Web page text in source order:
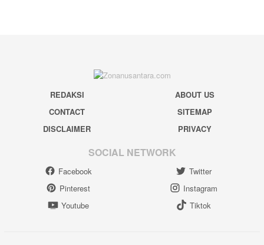
REDAKSI
ABOUT US
CONTACT
SITEMAP
DISCLAIMER
PRIVACY
SOCIAL NETWORK
Facebook
Twitter
Pinterest
Instagram
Youtube
Tiktok